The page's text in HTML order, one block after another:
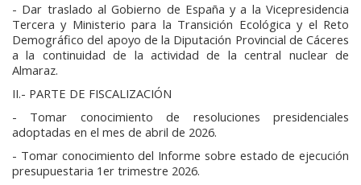
- Dar traslado al Gobierno de España y a la Vicepresidencia
Tercera y Ministerio para la Transición Ecológica y el Reto
Demográfico del apoyo de la Diputación Provincial de Cáceres
a la continuidad de la actividad de la central nuclear de
Almaraz.
II.- PARTE DE FISCALIZACIÓN
- Tomar conocimiento de resoluciones presidenciales
adoptadas en el mes de abril de 2026.
- Tomar conocimiento del Informe sobre estado de ejecución
presupuestaria 1er trimestre 2026.